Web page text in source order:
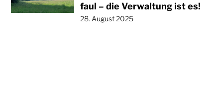
faul – die Verwaltung ist es!
28. August 2025